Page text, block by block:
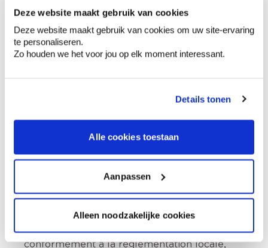
Deze website maakt gebruik van cookies
Deze website maakt gebruik van cookies om uw site-ervaring
te personaliseren.
Zo houden we het voor jou op elk moment interessant.
Details tonen
Alle cookies toestaan
Aanpassen
Alleen noodzakelijke cookies
Comment utiliser?
Nocif pour les organismes aquatiques,
entraîne des effets néfastes à long terme.
Tenir hors de portée des enfants., Éviter le
contenu et le récipient dans un centre de
collecte de déchets dangereux ou spéciaux,
conformément à la réglementation locale,